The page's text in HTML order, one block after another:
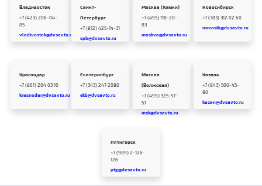
Владивосток
+7 (423) 206-04-
85
vladivostok@dvsavto.ru
Санкт-
Петербург
+7 (812) 425-14-31
spb@dvsavto.ru
Москва (Химки)
+7 (495) 118-20-
83
moskva@dvsavto.ru
Новосибирск
+7 (383) 312 02 60
novosib@dvsavto.ru
Краснодар
+7 (861) 204 03 10
krasnodar@dvsavto.ru
Екатеринбург
+7 (343) 247 2080
ekb@dvsavto.ru
Москва
(Волжская)
+7 (499) 325-57-
57
msk@dvsavto.ru
Казань
+7 (843) 500-45-
80
kazan@dvsavto.ru
Пятигорск
+7 (989) 2-126-
126
ptg@dvsavto.ru